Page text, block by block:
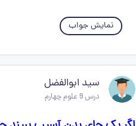
نمایش جواب
سید ابوالفضل
درس 9 علوم چهارم